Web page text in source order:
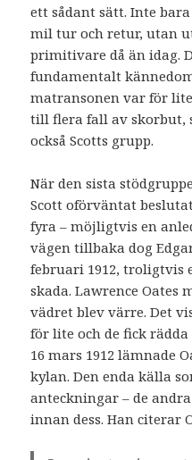
ett sådant sätt. Inte
mil tur och retur, utan
primitivare då än idag.
fundamentalt
matransonen var för
till flera fall av skorbut,
också Scotts grupp.
När den sista
Scott oförväntat
fyra – möjligtvis en
vägen tillbaka dog
februari 1912, troligtvis
skada. Lawrence Oates
vädret blev värre. Det
för lite och de fick rädda
16 mars 1912 lämnade
kylan. Den enda källa
anteckningar – de
innan dess. Han citerar